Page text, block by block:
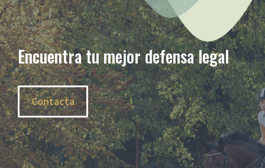
Encuentra tu mejor defensa legal
Contacta